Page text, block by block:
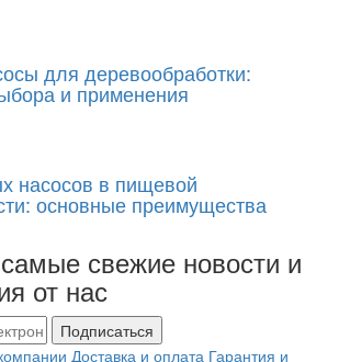
для деревообработки:
и применения
насосов в пищевой
основные преимущества
свежие новости и
от нас
Подписаться
Доставка и оплата Гарантия и